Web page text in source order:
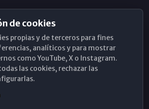
de cookies
propias y de terceros para fines
analíticos y para mostrar
como YouTube, X o Instagram.
las cookies, rechazar las